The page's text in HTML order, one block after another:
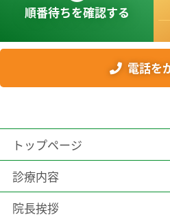
順番待ちを確認する
電話を
トップページ
診療内容
院長挨拶